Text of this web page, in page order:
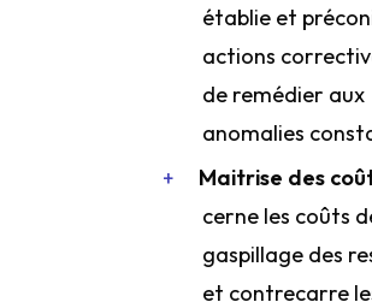
établie et
actions
de remédier aux
anomalies
Maitrise des
cerne les coûts
gaspillage des
et contrecarre